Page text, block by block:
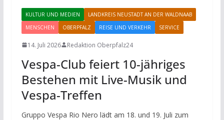
KULTUR UND MEDIEN
LANDKREIS NEUSTADT AN DER WALDNAAB
MENSCHEN
OBERPFALZ REISE UND VERKEHR SERVICE
14. Juli 2026 Redaktion Oberpfalz24
Vespa-Club feiert 10-jähriges
Bestehen mit Live-Musik und
Vespa-Treffen
Gruppo Vespa Rio Nero lädt am 18. und 19. Juli zum